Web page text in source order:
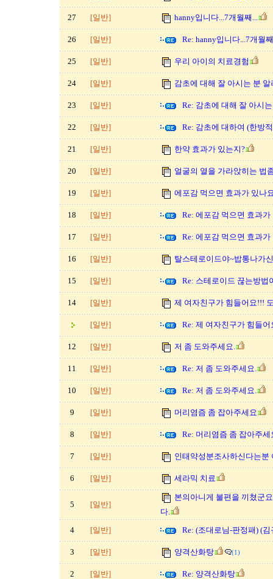
27 [일반] hanny입니다...7개월째...
26 [일반] Re: hanny입니다...7개월
25 [일반] 우리 아이의 치료경험
24 [일반] 감초에 대해 잘 아시는 분 알
23 [일반] Re: 감초에 대해 잘 아시
22 [일반] Re: 감초에 대하여 (한방
21 [일반] 한약 효과가 있는지?
20 [일반] 얼굴의 열을 가라앉히는 법
19 [일반] 에포감 먹으면 효과가 있나
18 [일반] Re: 에포감 먹으면 효과가
17 [일반] Re: 에포감 먹으면 효과가
16 [일반] 탈스테로이드야~밥통나가
15 [일반] Re: 스테로이드 끊는방법
14 [일반] 제 여자친구가 힘들어요!!!
[일반] Re: 제 여자친구가 힘들
12 [일반] 저 좀 도와주세요.
11 [일반] Re: 저 좀 도와주세요.
10 [일반] Re: 저 좀 도와주세요.
9 [일반] 머리염즘 좀 잡아주세요
8 [일반] Re: 머리염즘 좀 잡아주세
7 [일반] 인태약성분조사하신다는분
6 [일반] 세라믹 치료
5 [일반]
본의아니게 불편을 끼쳤군
다.
4
[일반] Re: (조대로님-판정패) (
3 [일반] 양격산화탕 (1)
2 [일반] Re: 양격산화탕